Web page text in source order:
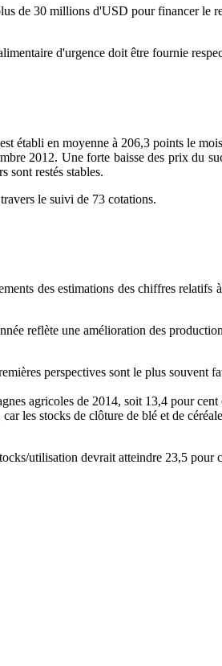
de 30 millions d'USD pour financer le
d'urgence doit être fournie
établi en moyenne à 206,3 points le
2012. Une forte baisse des prix du
sont restés stables.
le suivi de 73 cotations.
des estimations des chiffres
reflète une amélioration des
perspectives sont le plus souvent
agricoles de 2014, soit 13,4 pour
les stocks de clôture de blé et de
utilisation devrait atteindre 23,5 pour